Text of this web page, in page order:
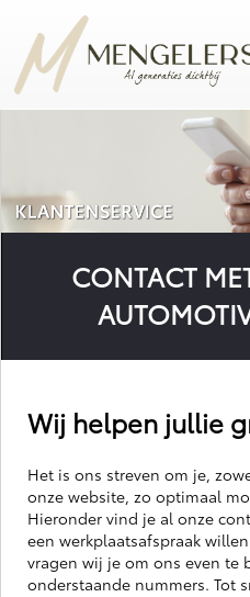
CONTACT
Wij helpen jullie
Het is ons streven om je,
onze website, zo optimaal
Hieronder vind je al onze
een werkplaatsafspraak
vragen wij je om ons even te
onderstaande nummers. Tot